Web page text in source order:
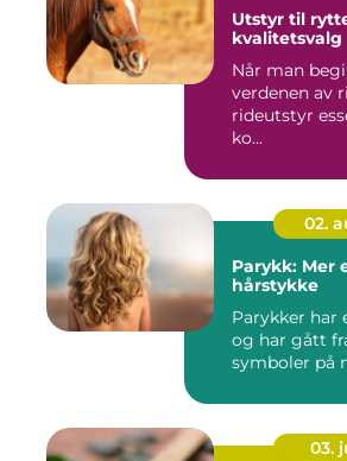
Utstyr til
kvalitetsvalg
Når man
verdenen av
rideutstyr
ko...
02.
Parykk: Mer
hårstykke
Parykker har
og har gått
symboler på
03.